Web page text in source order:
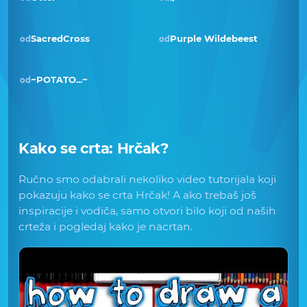
odSacredCross od Purple Wildebeest
od~POTATO...~
Kako se crta: Hrčak?
Ručno smo odabrali nekoliko video tutorijala koji
pokazuju kako se crta Hrčak! A ako trebaš još
inspiracije i vodiča, samo otvori bilo koji od naših
crteža i pogledaj kako je nacrtan.